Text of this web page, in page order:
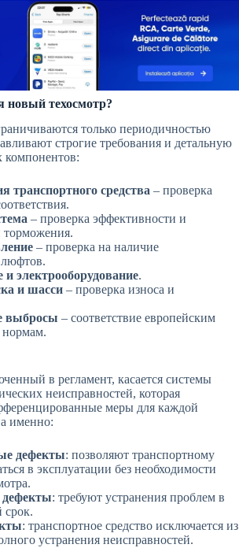
новый техосмотр?
только периодичностью
строгие требования и детальную
компонентов:
транспортного средства – проверка
– проверка эффективности и
торможения.
– проверка на наличие
и электрооборудование.
и шасси – проверка износа и
выбросы – соответствие европейским
нормам.
в регламент, касается системы
неисправностей, которая
меры для каждой
именно:
дефекты: позволяют транспортному
в эксплуатации без необходимости
дефекты: требуют устранения проблем в
срок.
: транспортное средство исключается из
устранения неисправностей.